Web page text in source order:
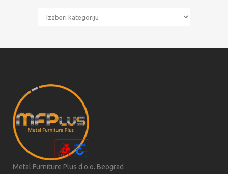
Kategorije
Metal Furniture Plus d.o.o. Beograd